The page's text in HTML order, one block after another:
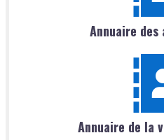
Annuaire
Annuaire de la